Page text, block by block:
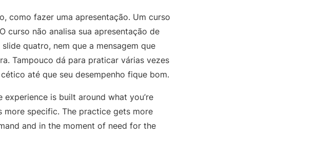
como fazer uma apresentação. Um curso
curso não analisa sua apresentação de
quatro, nem que a mensagem que
Tampouco dá para praticar várias vezes
até que seu desempenho fique bom.
is built around what you’re
specific. The practice gets more
and in the moment of need for the